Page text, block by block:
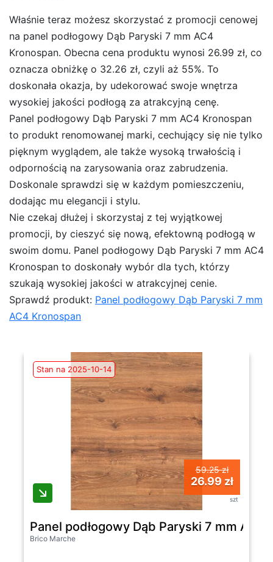
Właśnie teraz możesz skorzystać z promocji cenowej
na panel podłogowy Dąb Paryski 7 mm AC4
Kronospan. Obecna cena produktu wynosi 26.99 zł, co
oznacza obniżkę o 32.26 zł, czyli aż 55%. To
doskonała okazja, by udekorować swoje wnętrza
wysokiej jakości podłogą za atrakcyjną cenę.
Panel podłogowy Dąb Paryski 7 mm AC4 Kronospan
to produkt renomowanej marki, cechujący się nie tylko
pięknym wyglądem, ale także wysoką trwałością i
odpornością na zarysowania oraz zabrudzenia.
Doskonale sprawdzi się w każdym pomieszczeniu,
dodając mu elegancji i stylu.
Nie czekaj dłużej i skorzystaj z tej wyjątkowej
promocji, by cieszyć się nową, efektowną podłogą w
swoim domu. Panel podłogowy Dąb Paryski 7 mm AC4
Kronospan to doskonały wybór dla tych, którzy
szukają wysokiej jakości w atrakcyjnej cenie.
Sprawdź produkt: Panel podłogowy Dąb Paryski 7 mm
AC4 Kronospan
Stan na 2025-10-14
59.25 zł
26.99 zł
szt
Panel podłogowy Dąb Paryski 7 mm AC4
Brico Marche